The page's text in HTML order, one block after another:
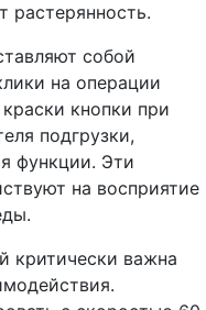
растерянность.
собой
на операции
кнопки при
подгрузки,
функции. Эти
на восприятие
критически важна